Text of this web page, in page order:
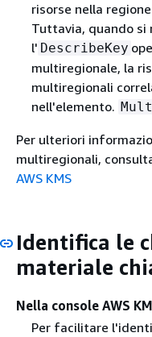
risorse nella
Tuttavia, quando si
l' DescribeKey
multiregionale, la
multiregionali
nell'elemento.
Per ulteriori
multiregionali,
AWS KMS
Identifica le
materiale
Nella console AWS
Per facilitare